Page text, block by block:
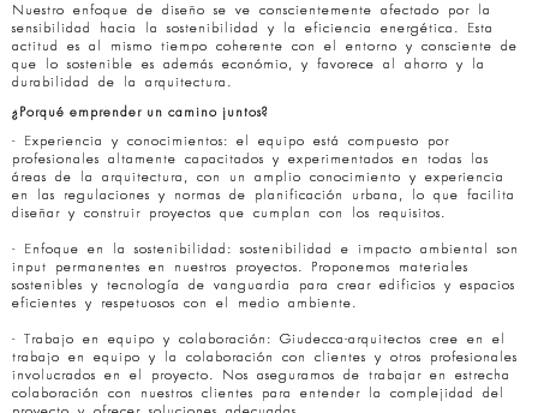
Nuestro enfoque de diseño se ve conscientemente afectado por la
sensibilidad hacia la sostenibilidad y la eficiencia energética. Esta
actitud es al mismo tiempo coherente con el entorno y consciente de
que lo sostenible es además económio, y favorece al ahorro y la
durabilidad de la arquitectura.
¿Porqué emprender un camino juntos?
- Experiencia y conocimientos: el equipo está compuesto por
profesionales altamente capacitados y experimentados en todas las
áreas de la arquitectura, con un amplio conocimiento y experiencia
en las regulaciones y normas de planificación urbana, lo que facilita
diseñar y construir proyectos que cumplan con los requisitos.
- Enfoque en la sostenibilidad: sostenibilidad e impacto ambiental son
input permanentes en nuestros proyectos. Proponemos materiales
sostenibles y tecnología de vanguardia para crear edificios y espacios
eficientes y respetuosos con el medio ambiente.
- Trabajo en equipo y colaboración: Giudecca-arquitectos cree en el
trabajo en equipo y la colaboración con clientes y otros profesionales
involucrados en el proyecto. Nos aseguramos de trabajar en estrecha
colaboración con nuestros clientes para entender la complejidad del